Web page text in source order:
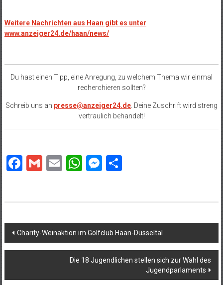
Weitere Nachrichten aus Haan gibt es unter
www.anzeiger24.de/haan/news/
Du hast einen Tipp, eine Anregung, zu welchem Thema wir einmal
recherchieren sollten?
Schreib uns an presse@anzeiger24.de. Deine Zuschrift wird streng
vertraulich behandelt!
Facebook
GmailEmailWhatsApp
Messenger
Beitragsnavigation
Charity-Weinaktion im Golfclub Haan-Düsseltal
Die 18 Jugendlichen stellen sich zur Wahl des
Jugendparlaments